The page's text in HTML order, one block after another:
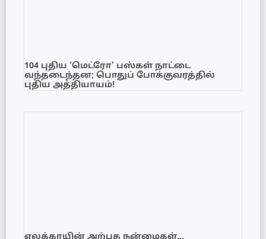
104 புதிய ‘மெட்ரோ’ பஸ்கள் நாட்டை
வந்தடைந்தன; பொதுப் போக்குவரத்தில்
புதிய அத்தியாயம்!